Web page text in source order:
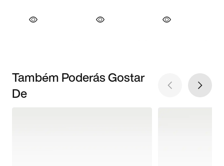
Também Poderás Gostar
De